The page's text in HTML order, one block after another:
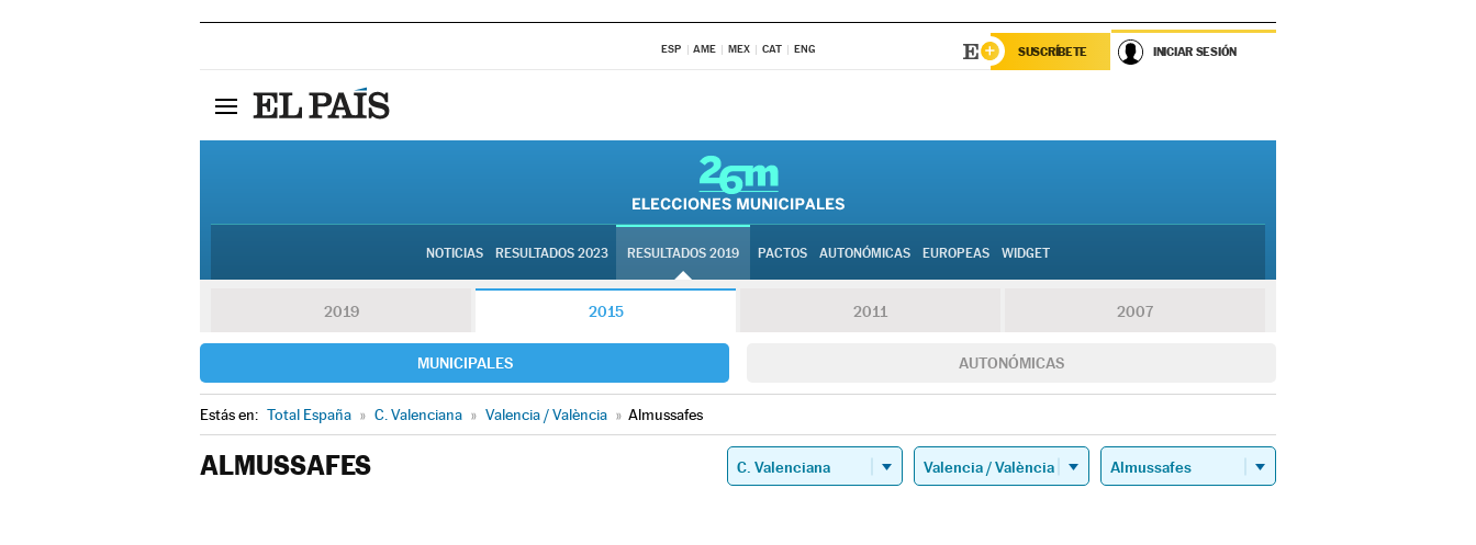
ESP AME MEX CAT ENG SUSCRÍBETE INICIAR SESIÓN
NOTICIAS RESULTADOS 2023 RESULTADOS 2019 PACTOS AUTONÓMICAS EUROPEAS WIDGET
2019 2015 2011 2007
MUNICIPALES AUTONÓMICAS
Estás en: Total España » C. Valenciana » Valencia / València » Almussafes
ALMUSSAFES